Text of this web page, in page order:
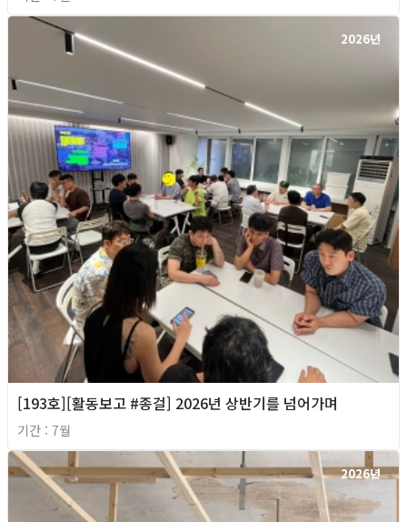
2026년
[193호][활동보고 #종걸] 2026년 상반기를 넘어가며
기간 : 7월
2026년